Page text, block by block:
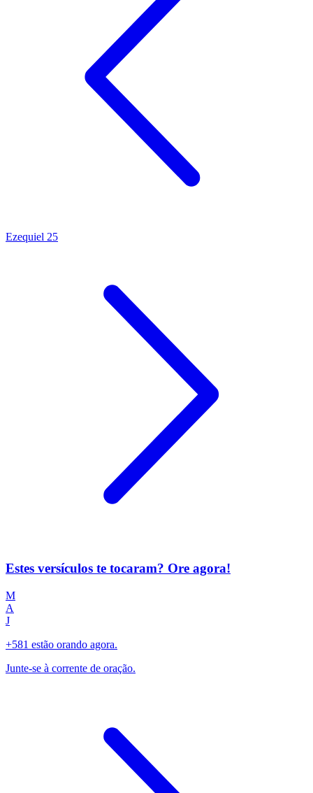
Ezequiel 25
Estes versículos te tocaram? Ore agora!
M
A
J
+581 estão orando agora.
Junte-se à corrente de oração.